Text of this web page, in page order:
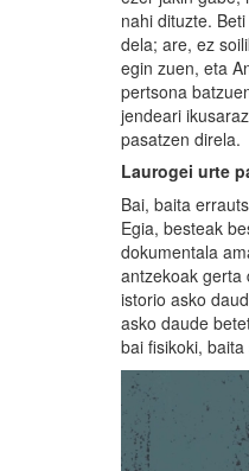
nahi dituzte.
dela; are, ez
egin zuen, eta
pertsona
jendeari
pasatzen direla.
Laurogei urte
Bai, baita
Egia, besteak
dokumentala
antzekoak gerta
istorio asko
asko daude
bai fisikoki,